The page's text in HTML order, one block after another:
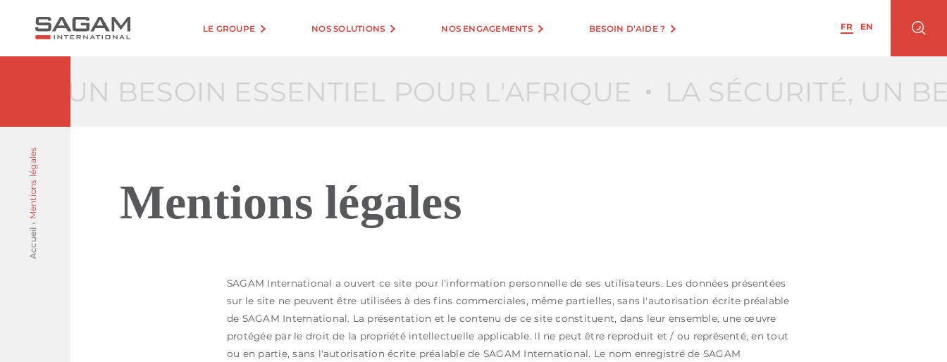
LE GROUPE NOS SOLUTIONS NOS ENGAGEMENTS BESOIN D’AIDE ? FR EN
UN BESOIN ESSENTIEL POUR L'AFRIQUE LA SÉCURITÉ, UN
Accueil
›
Mentions légales Mentions légales
SAGAM International a ouvert ce site pour l'information personnelle de ses utilisateurs. Les données présentées
sur le site ne peuvent être utilisées à des fins commerciales, même partielles, sans l'autorisation écrite préalable
de SAGAM International. La présentation et le contenu de ce site constituent, dans leur ensemble, une œuvre
protégée par le droit de la propriété intellectuelle applicable. Il ne peut être reproduit et / ou représenté, en tout
ou en partie, sans l'autorisation écrite préalable de SAGAM International. Le nom enregistré de SAGAM